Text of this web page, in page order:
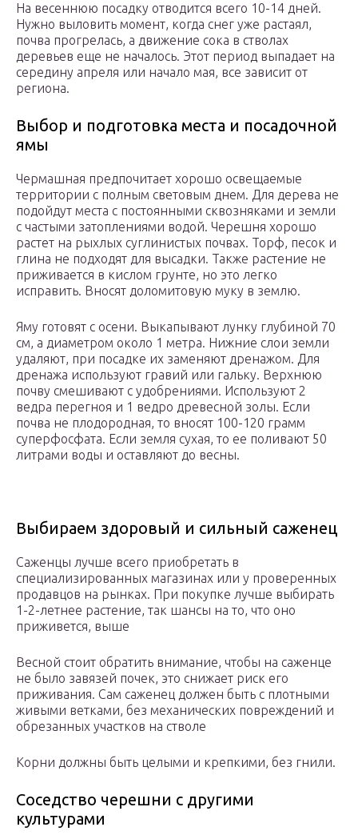
На весеннюю посадку отводится всего 10-14 дней.
Нужно выловить момент, когда снег уже растаял,
почва прогрелась, а движение сока в стволах
деревьев еще не началось. Этот период выпадает на
середину апреля или начало мая, все зависит от
региона.
Выбор и подготовка места и посадочной
ямы
Чермашная предпочитает хорошо освещаемые
территории с полным световым днем. Для дерева не
подойдут места с постоянными сквозняками и земли
с частыми затоплениями водой. Черешня хорошо
растет на рыхлых суглинистых почвах. Торф, песок и
глина не подходят для высадки. Также растение не
приживается в кислом грунте, но это легко
исправить. Вносят доломитовую муку в землю.
Яму готовят с осени. Выкапывают лунку глубиной 70
см, а диаметром около 1 метра. Нижние слои земли
удаляют, при посадке их заменяют дренажом. Для
дренажа используют гравий или гальку. Верхнюю
почву смешивают с удобрениями. Используют 2
ведра перегноя и 1 ведро древесной золы. Если
почва не плодородная, то вносят 100-120 грамм
суперфосфата. Если земля сухая, то ее поливают 50
литрами воды и оставляют до весны.
Выбираем здоровый и сильный саженец
Саженцы лучше всего приобретать в
специализированных магазинах или у проверенных
продавцов на рынках. При покупке лучше выбирать
1-2-летнее растение, так шансы на то, что оно
приживется, выше
Весной стоит обратить внимание, чтобы на саженце
не было завязей почек, это снижает риск его
приживания. Сам саженец должен быть с плотными
живыми ветками, без механических повреждений и
обрезанных участков на стволе
Корни должны быть целыми и крепкими, без гнили.
Соседство черешни с другими
культурами